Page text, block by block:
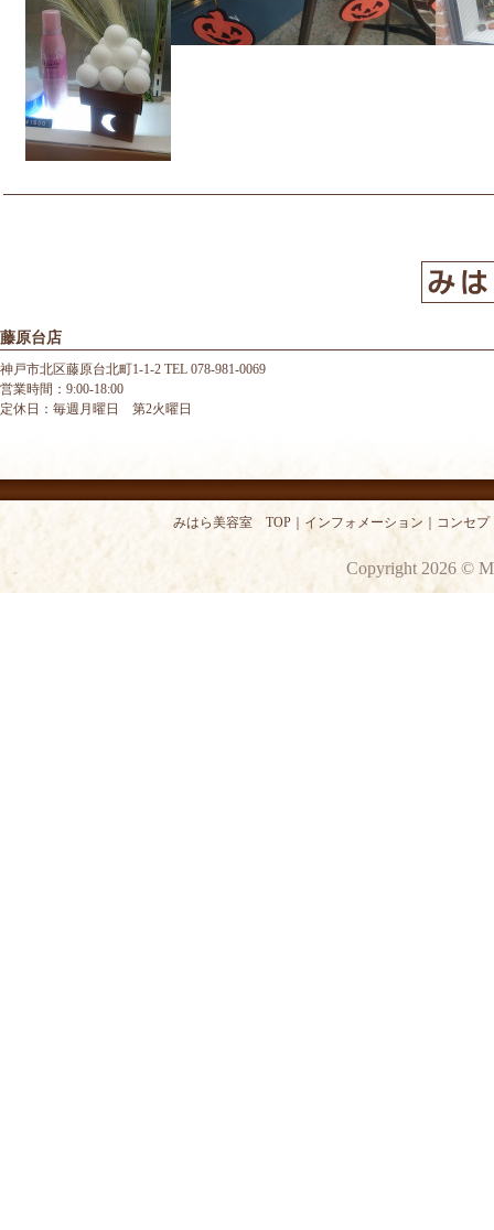
藤原台店
神戸市北区藤原台北町1-1-2 TEL 078-981-0069
営業時間：9:00-18:00
定休日：毎週月曜日 第2火曜日
みはら美容室 TOP インフォメーション コンセプ
Copyright 2026 ©